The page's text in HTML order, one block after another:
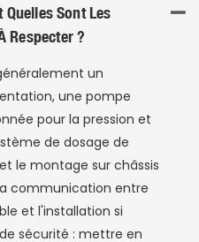
Sont Les
Respecter ?
un
une pompe
pour la pression et
de dosage de
le montage sur châssis
communication entre
et l'installation si
sécurité : mettre en